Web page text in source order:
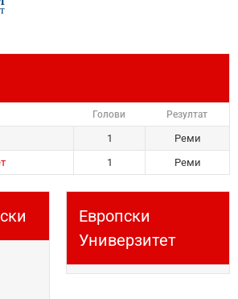
Голови Резултат
1
Реми
1 Реми
Европски
Универзитет